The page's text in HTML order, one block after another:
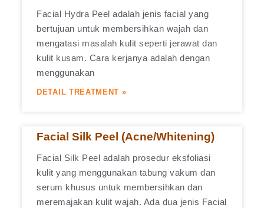
Facial Hydra Peel adalah jenis facial yang
bertujuan untuk membersihkan wajah dan
mengatasi masalah kulit seperti jerawat dan
kulit kusam. Cara kerjanya adalah dengan
menggunakan
DETAIL TREATMENT »
Facial Silk Peel (Acne/Whitening)
Facial Silk Peel adalah prosedur eksfoliasi
kulit yang menggunakan tabung vakum dan
serum khusus untuk membersihkan dan
meremajakan kulit wajah. Ada dua jenis Facial